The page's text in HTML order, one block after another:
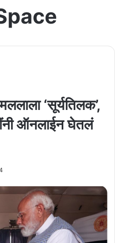
‘सूर्यतिलक’,
ऑनलाईन घेतलं